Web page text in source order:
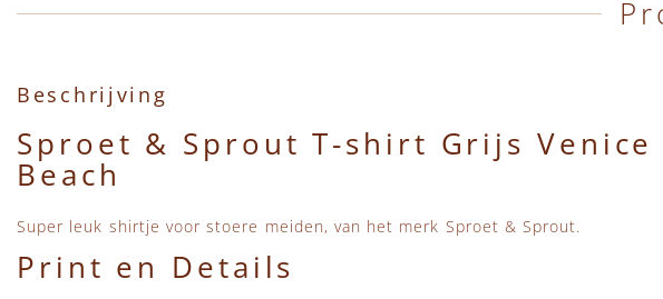
Beschrijving
Sproet & Sprout T-shirt Grijs Venice
Beach
Super leuk shirtje voor stoere meiden, van het merk Sproet & Sprout.
Print en Details